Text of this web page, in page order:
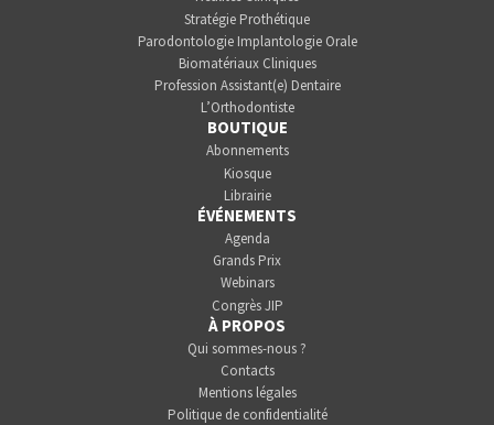
Stratégie Prothétique
Parodontologie Implantologie Orale
Biomatériaux Cliniques
Profession Assistant(e) Dentaire
L’Orthodontiste
BOUTIQUE
Abonnements
Kiosque
Librairie
ÉVÉNEMENTS
Agenda
Grands Prix
Webinars
Congrès JIP
À PROPOS
Qui sommes-nous ?
Contacts
Mentions légales
Politique de confidentialité